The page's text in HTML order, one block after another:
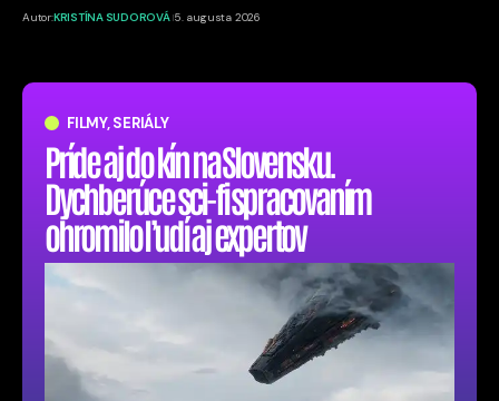
FILMY, SERIÁLY
Príde aj do kín na Slovensku.
Dychberúce sci-fi spracovaním
ohromilo ľudí aj expertov
Autor:KRISTÍNA SUDOROVÁ 5. augusta 2026